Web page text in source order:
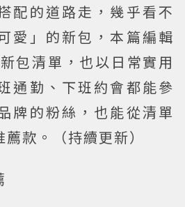
配的道路走，幾乎看不
愛」的新包，本篇編輯
包清單，也以日常實用
通勤、下班約會都能參
牌的粉絲，也能從清單
款。（持續更新）